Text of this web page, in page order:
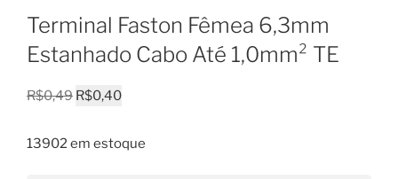
Terminal Faston Fêmea 6,3mm
Estanhado Cabo Até 1,0mm² TE
R$0,49 O
original
R$0,40O
atual
13902 em estoque